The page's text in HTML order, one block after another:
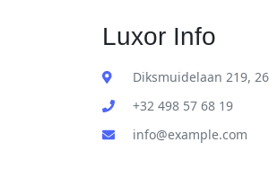
Luxor Info
Diksmuidelaan 219,
+32 498 57 68 19
info@example.com